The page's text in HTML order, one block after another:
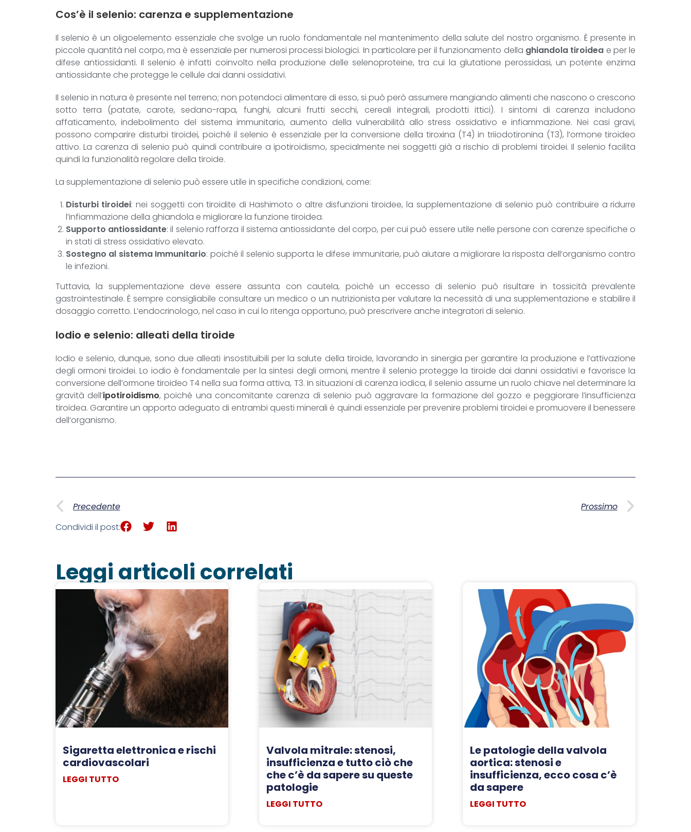
Cos’è il selenio: carenza e supplementazione
Il selenio è un oligoelemento essenziale che svolge un ruolo fondamentale nel mantenimento della salute del nostro organismo. È presente in
piccole quantità nel corpo, ma è essenziale per numerosi processi biologici. In particolare per il funzionamento della ghiandola tiroidea e per le
difese antiossidanti. Il selenio è infatti coinvolto nella produzione delle selenoproteine, tra cui la glutatione perossidasi, un potente enzima
antiossidante che protegge le cellule dai danni ossidativi.
Il selenio in natura è presente nel terreno; non potendoci alimentare di esso, si può però assumere mangiando alimenti che nascono o crescono
sotto terra (patate, carote, sedano-rapa, funghi, alcuni frutti secchi, cereali integrali, prodotti ittici). I sintomi di carenza includono
affaticamento, indebolimento del sistema immunitario, aumento della vulnerabilità allo stress ossidativo e infiammazione. Nei casi gravi,
possono comparire disturbi tiroidei, poiché il selenio è essenziale per la conversione della tiroxina (T4) in triiodotironina (T3), l’ormone tiroideo
attivo. La carenza di selenio può quindi contribuire a ipotiroidismo, specialmente nei soggetti già a rischio di problemi tiroidei. Il selenio facilita
quindi la funzionalità regolare della tiroide.
La supplementazione di selenio può essere utile in specifiche condizioni, come:
Disturbi tiroidei: nei soggetti con tiroidite di Hashimoto o altre disfunzioni tiroidee, la supplementazione di selenio può contribuire a ridurre
l’infiammazione della ghiandola e migliorare la funzione tiroidea.
Supporto antiossidante: il selenio rafforza il sistema antiossidante del corpo, per cui può essere utile nelle persone con carenze specifiche o
in stati di stress ossidativo elevato.
Sostegno al sistema Immunitario: poiché il selenio supporta le difese immunitarie, può aiutare a migliorare la risposta dell’organismo contro
le infezioni.
Tuttavia, la supplementazione deve essere assunta con cautela, poiché un eccesso di selenio può risultare in tossicità prevalente
gastrointestinale. È sempre consigliabile consultare un medico o un nutrizionista per valutare la necessità di una supplementazione e stabilire il
dosaggio corretto. L’endocrinologo, nel caso in cui lo ritenga opportuno, può prescrivere anche integratori di selenio.
Iodio e selenio: alleati della tiroide
Iodio e selenio, dunque, sono due alleati insostituibili per la salute della tiroide, lavorando in sinergia per garantire la produzione e l’attivazione
degli ormoni tiroidei. Lo iodio è fondamentale per la sintesi degli ormoni, mentre il selenio protegge la tiroide dai danni ossidativi e favorisce la
conversione dell’ormone tiroideo T4 nella sua forma attiva, T3. In situazioni di carenza iodica, il selenio assume un ruolo chiave nel determinare la
gravità dell’ipotiroidismo, poiché una concomitante carenza di selenio può aggravare la formazione del gozzo e peggiorare l’insufficienza
tiroidea. Garantire un apporto adeguato di entrambi questi minerali è quindi essenziale per prevenire problemi tiroidei e promuovere il benessere
dell’organismo.
Precedente
Prossimo
Condividi il post:
Leggi articoli correlati
Sigaretta elettronica e rischi
cardiovascolari
LEGGI TUTTO
Valvola mitrale: stenosi,
insufficienza e tutto ciò che
che c’è da sapere su queste
patologie
LEGGI TUTTO
Le patologie della valvola
aortica: stenosi e
insufficienza, ecco cosa c’è
da sapere
LEGGI TUTTO